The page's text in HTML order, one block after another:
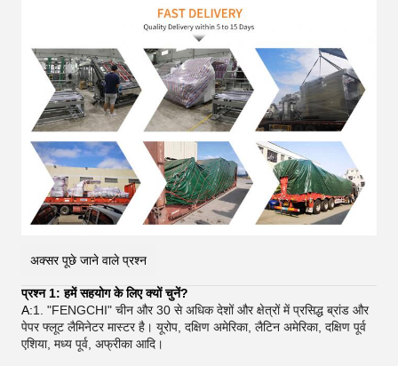
अक्सर पूछे जाने वाले प्रश्न
प्रश्न 1: हमें सहयोग के लिए क्यों चुनें?
A:1. "FENGCHI" चीन और 30 से अधिक देशों और क्षेत्रों में प्रसिद्ध ब्रांड और
पेपर फ्लूट लैमिनेटर मास्टर है। यूरोप, दक्षिण अमेरिका, लैटिन अमेरिका, दक्षिण पूर्व
एशिया, मध्य पूर्व, अफ्रीका आदि।